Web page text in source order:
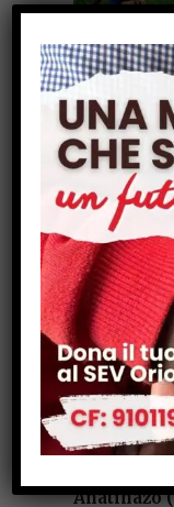
Dobaw
piccolo
Anatihazo